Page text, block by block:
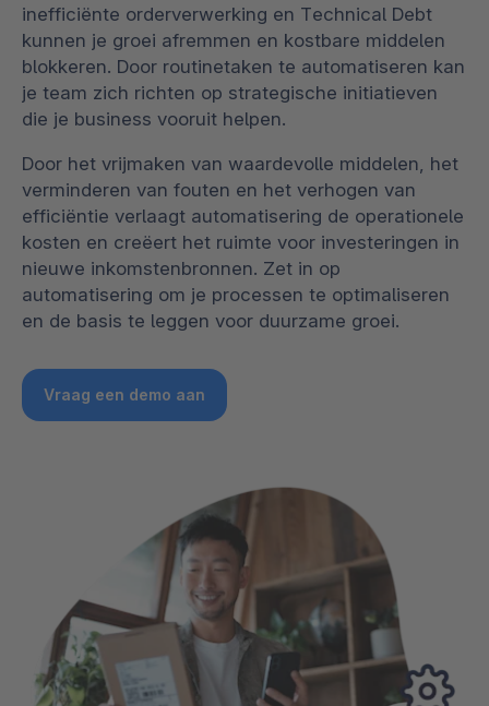
inefficiënte orderverwerking en Technical Debt
kunnen je groei afremmen en kostbare middelen
blokkeren. Door routinetaken te automatiseren kan
je team zich richten op strategische initiatieven
die je business vooruit helpen.
Door het vrijmaken van waardevolle middelen, het
verminderen van fouten en het verhogen van
efficiëntie verlaagt automatisering de operationele
kosten en creëert het ruimte voor investeringen in
nieuwe inkomstenbronnen. Zet in op
automatisering om je processen te optimaliseren
en de basis te leggen voor duurzame groei.
Vraag een demo aan